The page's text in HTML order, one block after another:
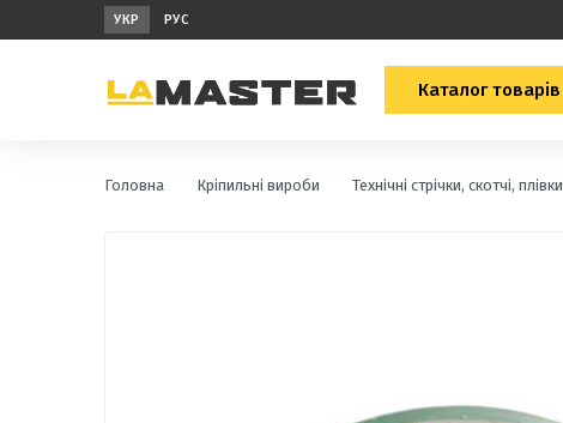
УКР РУС
Каталог товарів
Головна Кріпильні вироби Технічні стрічки, скотчі, плівки